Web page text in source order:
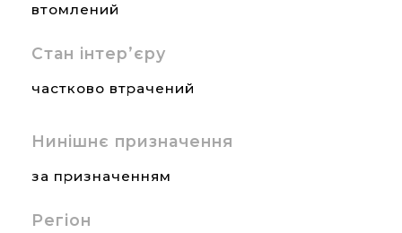
втомлений
Стан інтер’єру
частково втрачений
Нинішнє призначення
за призначенням
Регіон